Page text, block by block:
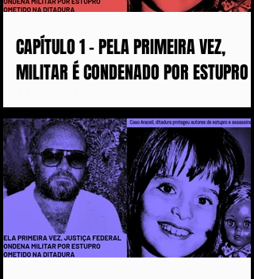
CAPÍTULO 1 - PELA PRIMEIRA VEZ,
MILITAR É CONDENADO POR ESTUPRO